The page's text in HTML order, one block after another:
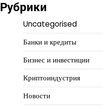
Рубрики
Uncategorised
Банки и кредиты
Бизнес и инвестиции
Криптоиндустрия
Новости